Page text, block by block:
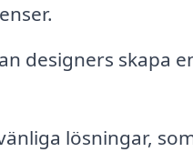
designers skapa
lösningar,